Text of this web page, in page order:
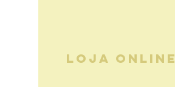
LOJA ONLINE